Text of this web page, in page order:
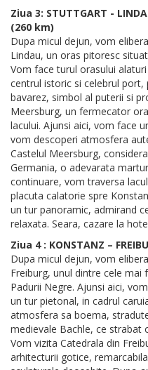
Ziua 3: STUTTGART -
(260 km)
Dupa micul dejun, vom
Lindau, un oras pitoresc
Vom face turul orasului
centrul istoric si celebrul
bavarez, simbol al puterii si
Meersburg, un fermecator
lacului. Ajunsi aici, vom face
vom descoperi atmosfera
Castelul Meersburg,
Germania, o adevarata
continuare, vom traversa
placuta calatorie spre
un tur panoramic, admirand
relaxata. Seara, cazare la
Ziua 4 : KONSTANZ –
Dupa micul dejun, vom
Freiburg, unul dintre cele
Padurii Negre. Ajunsi aici,
un tur pietonal, in cadrul
atmosfera sa boema,
medievale Bachle, ce strabat
Vom vizita Catedrala din
arhitecturii gotice,